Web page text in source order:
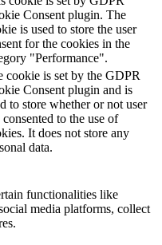
Consent plugin. The
is used to store the user
for the cookies in the
"Performance".
cookie is set by the GDPR
Consent plugin and is
to store whether or not user
consented to the use of
It does not store any
data.
functionalities like
media platforms, collect